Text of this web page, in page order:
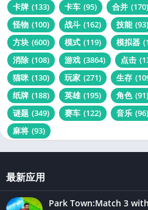
卡牌 (133) 卡车 (95) 合并 (170)
怪物 (100) 战斗 (162) 技能 (93)
方块 (600) 模式 (119) 模拟器
消除 (108) 游戏 (3864) 点击
猫咪 (130) 玩家 (271) 生存
纸牌 (188) 英雄 (195) 角色 (91)
谜题 (349) 赛车 (122) 音乐 (96)
麻将 (93)
最新应用
Park Town:Match 3